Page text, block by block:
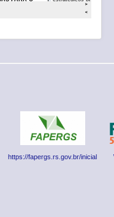
https://fapergs.rs.gov.br/inicial